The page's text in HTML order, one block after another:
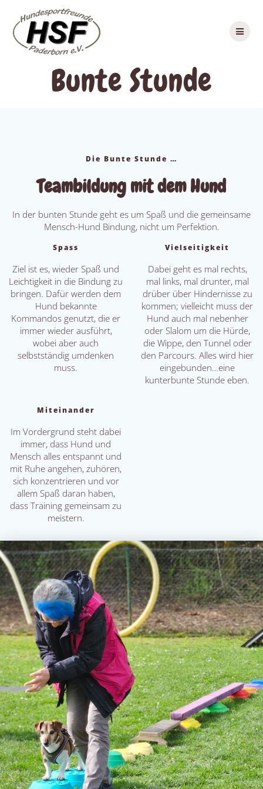
Bunte Stunde
Die Bunte Stunde …
Teambildung mit dem Hund
In der bunten Stunde geht es um Spaß und die gemeinsame
Mensch-Hund Bindung, nicht um Perfektion.
Spass
Ziel ist es, wieder Spaß und
Leichtigkeit in die Bindung zu
bringen. Dafür werden dem
Hund bekannte
Kommandos genutzt, die er
immer wieder ausführt,
wobei aber auch
selbstständig umdenken
muss.
Vielseitigkeit
Dabei geht es mal rechts,
mal links, mal drunter, mal
drüber über Hindernisse zu
kommen; vielleicht muss der
Hund auch mal nebenher
oder Slalom um die Hürde,
die Wippe, den Tunnel oder
den Parcours. Alles wird hier
eingebunden…eine
kunterbunte Stunde eben.
Miteinander
Im Vordergrund steht dabei
immer, dass Hund und
Mensch alles entspannt und
mit Ruhe angehen, zuhören,
sich konzentrieren und vor
allem Spaß daran haben,
dass Training gemeinsam zu
meistern.